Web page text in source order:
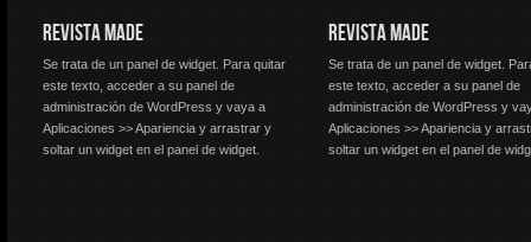
REVISTA MADE
Se trata de un panel de widget. Para quitar
este texto, acceder a su panel de
administración de WordPress y vaya a
Aplicaciones >> Apariencia y arrastrar y
soltar un widget en el panel de widget.
REVISTA MADE
Se trata de un panel de widget.
este texto, acceder a su panel de
administración de WordPress y
Aplicaciones >> Apariencia y
soltar un widget en el panel de